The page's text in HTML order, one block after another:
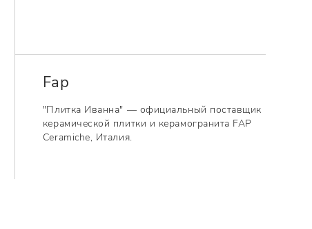
Fap
"Плитка Иванна" — официальный поставщик
керамической плитки и керамогранита FAP
Ceramiche, Италия.